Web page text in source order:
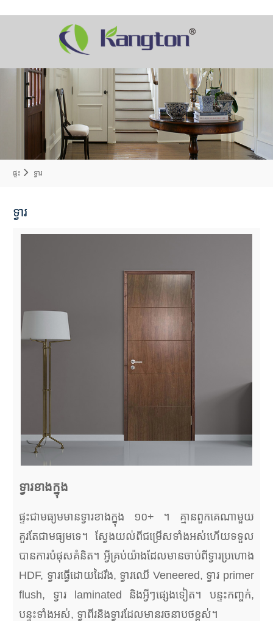
ផ្ទះ ទ្វារ
ទ្វារ
ទ្វារខាងក្នុង
ផ្ទះជាមធ្យមមានទ្វារខាងក្នុង ១០+ ។ គ្មានពួកគេណាមួយ
គួរតែជាមធ្យមទេ។ ស្វែងយល់ពីជម្រើសទាំងអស់ហើយទទួល
បានការបំផុសគំនិត។ អ្វីគ្រប់យ៉ាងដែលមានចាប់ពីទ្វារប្រហោង
HDF, ទ្វារធ្វើដោយដៃរឹង, ទ្វារឈើ Veneered, ទ្វារ primer
flush, ទ្វារ laminated និងអ្វីៗផ្សេងទៀត។ បន្ទះកញ្ចក់,
បន្ទះទាំងអស់, ទ្វាពីរនិងទ្វារដែលមានរចនាបថខ្ពស់។